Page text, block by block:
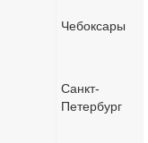
Чебоксары
Санкт-
Петербург